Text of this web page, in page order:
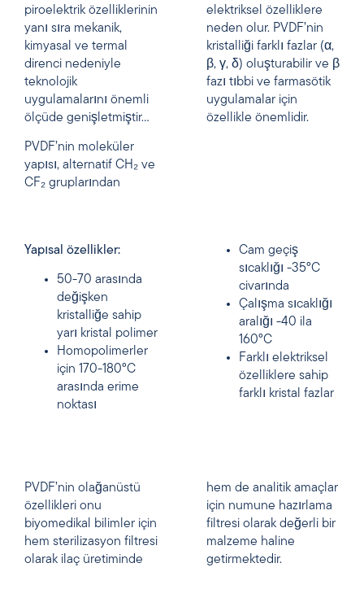
piroelektrik özelliklerinin
yanı sıra mekanik,
kimyasal ve termal
direnci nedeniyle
teknolojik
uygulamalarını önemli
ölçüde genişletmiştir…
PVDF’nin moleküler
yapısı, alternatif CH₂ ve
CF₂ gruplarından
elektriksel özelliklere
neden olur. PVDF’nin
kristalliği farklı fazlar (α,
β, γ, δ) oluşturabilir ve β
fazı tıbbi ve farmasötik
uygulamalar için
özellikle önemlidir.
Yapısal özellikler:
50-70 arasında
değişken
kristalliğe sahip
yarı kristal polimer
Homopolimerler
için 170-180°C
arasında erime
noktası
Cam geçiş
sıcaklığı -35°C
civarında
Çalışma sıcaklığı
aralığı -40 ila
160°C
Farklı elektriksel
özelliklere sahip
farklı kristal fazlar
PVDF’nin olağanüstü
özellikleri onu
biyomedikal bilimler için
hem sterilizasyon filtresi
olarak ilaç üretiminde
hem de analitik amaçlar
için numune hazırlama
filtresi olarak değerli bir
malzeme haline
getirmektedir.